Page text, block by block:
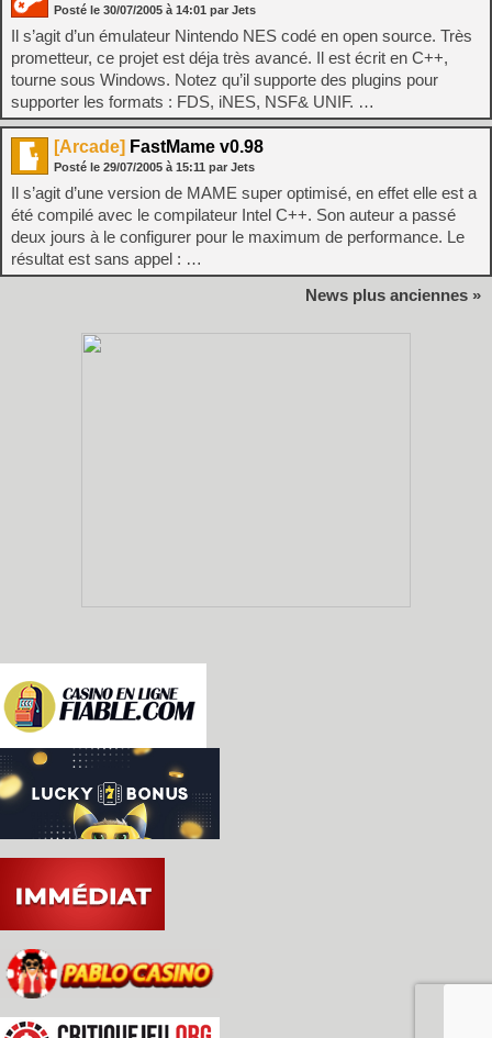
Posté le 30/07/2005 à 14:01 par Jets
Il s’agit d’un émulateur Nintendo NES codé en open source. Très
prometteur, ce projet est déja très avancé. Il est écrit en C++,
tourne sous Windows. Notez qu’il supporte des plugins pour
supporter les formats : FDS, iNES, NSF& UNIF. …
[Arcade] FastMame v0.98
Posté le 29/07/2005 à 15:11 par Jets
Il s’agit d’une version de MAME super optimisé, en effet elle est a
été compilé avec le compilateur Intel C++. Son auteur a passé
deux jours à le configurer pour le maximum de performance. Le
résultat est sans appel : …
News plus anciennes »